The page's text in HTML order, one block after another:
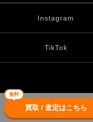
無料
買取 / 査定はこちら
Instagram
TikTok